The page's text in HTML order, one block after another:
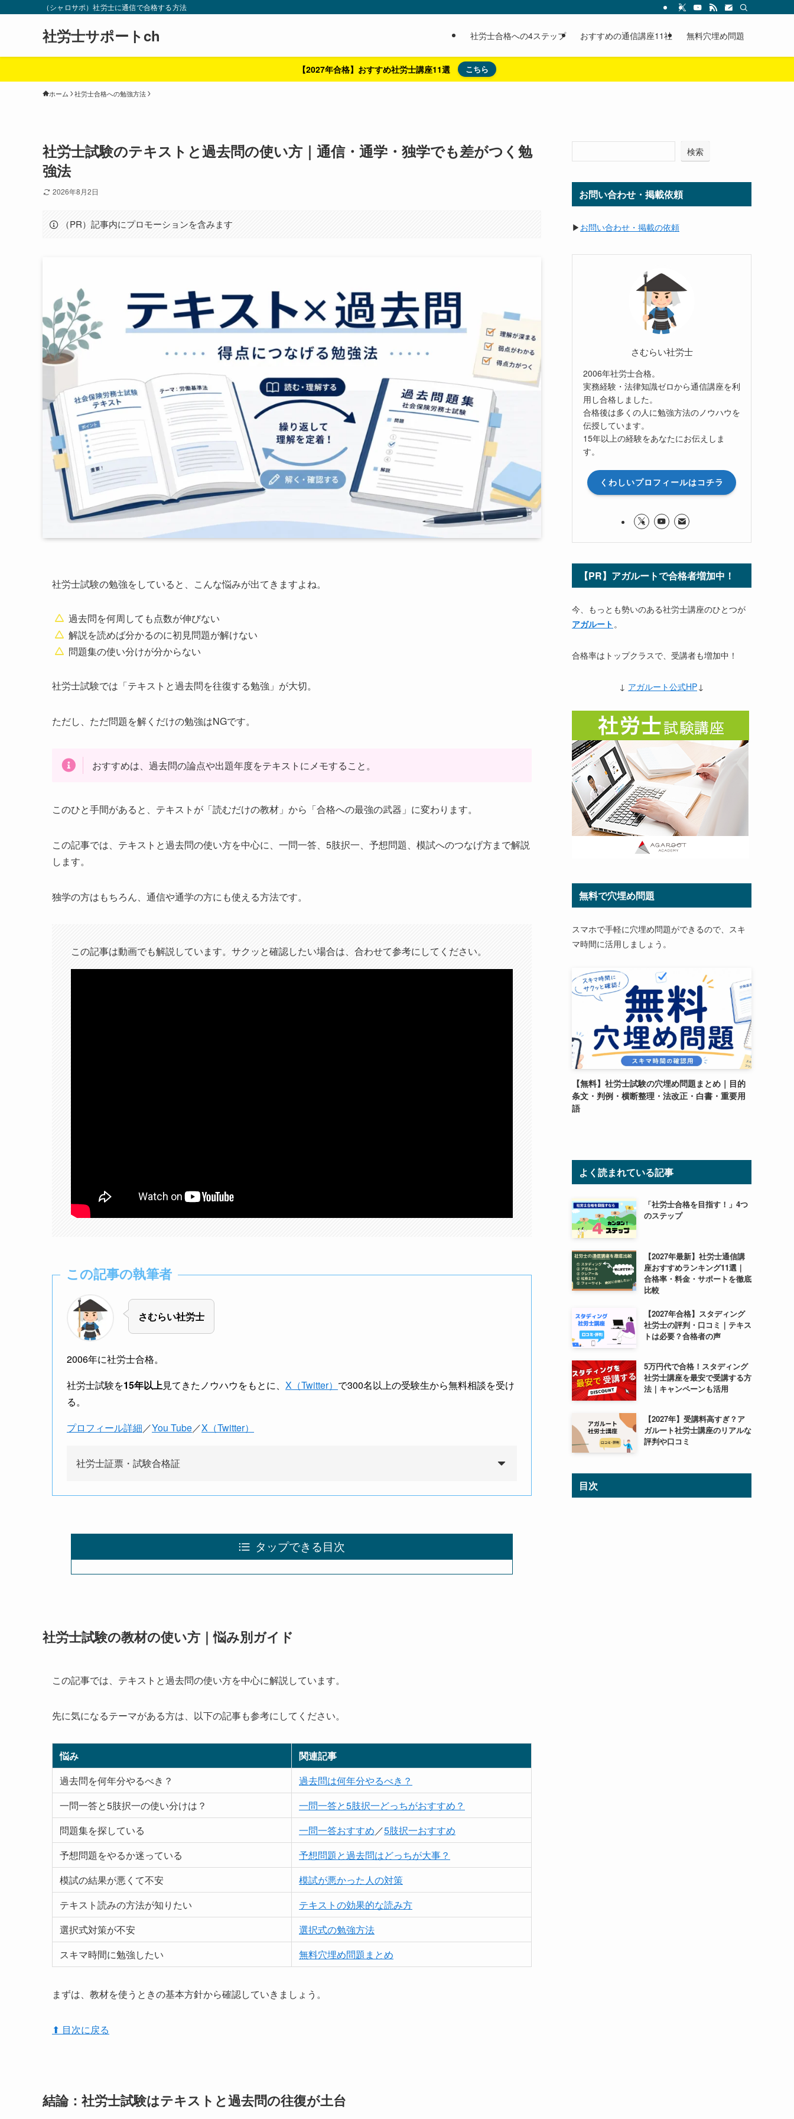
（シャロサポ）社労士に通信で合格する方法
社労士サポートch 社労士合格への4ステップ おすすめの通信講座11社 無料穴埋め問題
【2027年合格】おすすめ社労士講座11選 こちら
ホーム 社労士合格への勉強方法
社労士試験のテキストと過去問の使い方｜通信・通学・独学でも差がつく勉
強法
2026年8月2日
（PR）記事内にプロモーションを含みます
社労士試験の勉強をしていると、こんな悩みが出てきますよね。
過去問を何周しても点数が伸びない
解説を読めば分かるのに初見問題が解けない
問題集の使い分けが分からない
社労士試験では「テキストと過去問を往復する勉強」が大切。
ただし、ただ問題を解くだけの勉強はNGです。
おすすめは、過去問の論点や出題年度をテキストにメモすること。
このひと手間があると、テキストが「読むだけの教材」から「合格への最強の武器」に変わります。
この記事では、テキストと過去問の使い方を中心に、一問一答、5肢択一、予想問題、模試へのつなげ方まで解説
します。
独学の方はもちろん、通信や通学の方にも使える方法です。
この記事は動画でも解説しています。サクッと確認したい場合は、合わせて参考にしてください。
この記事の執筆者
さむらい社労士
2006年に社労士合格。
社労士試験を15年以上見てきたノウハウをもとに、 X（Twitter） で300名以上の受験生から無料相談を受け
る。
プロフィール詳細／You Tube／X（Twitter）
社労士証票・試験合格証
タップできる目次
社労士試験の教材の使い方｜悩み別ガイド
この記事では、テキストと過去問の使い方を中心に解説しています。
先に気になるテーマがある方は、以下の記事も参考にしてください。
悩み
関連記事
過去問を何年分やるべき？
過去問は何年分やるべき？
一問一答と5肢択一の使い分けは？
一問一答と5肢択一どっちがおすすめ？
問題集を探している
一問一答おすすめ／5肢択一おすすめ
予想問題をやるか迷っている
予想問題と過去問はどっちが大事？
模試の結果が悪くて不安
模試が悪かった人の対策
テキスト読みの方法が知りたい
テキストの効果的な読み方
選択式対策が不安
選択式の勉強方法
スキマ時間に勉強したい
無料穴埋め問題まとめ
まずは、教材を使うときの基本方針から確認していきましょう。
⬆︎ 目次に戻る
結論：社労士試験はテキストと過去問の往復が土台
検索
お問い合わせ・掲載依頼
▶ お問い合わせ・掲載の依頼
さむらい社労士
2006年社労士合格。
実務経験・法律知識ゼロから通信講座を利
用し合格しました。
合格後は多くの人に勉強方法のノウハウを
伝授しています。
15年以上の経験をあなたにお伝えしま
す。
くわしいプロフィールはコチラ
【PR】アガルートで合格者増加中！
今、もっとも勢いのある社労士講座のひとつが
アガルート 。
合格率はトップクラスで、受講者も増加中！
↓ アガルート公式HP ↓
無料で穴埋め問題
スマホで手軽に穴埋め問題ができるので、スキ
マ時間に活用しましょう。
【無料】社労士試験の穴埋め問題まとめ｜目的
条文・判例・横断整理・法改正・白書・重要用
語
よく読まれている記事
「社労士合格を目指す！」4つ
のステップ
【2027年最新】社労士通信講
座おすすめランキング11選｜
合格率・料金・サポートを徹底
比較
【2027年合格】スタディング
社労士の評判・口コミ｜テキス
トは必要？合格者の声
5万円代で合格！スタディング
社労士講座を最安で受講する方
法｜キャンペーンも活用
【2027年】受講料高すぎ？ア
ガルート社労士講座のリアルな
評判や口コミ
目次